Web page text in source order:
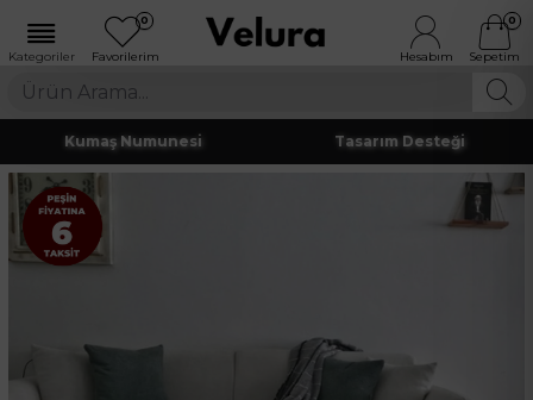
0 0
Kumaş Numunesi Tasarım Desteği